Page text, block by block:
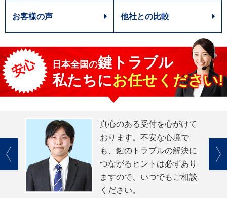
お客様の声 他社との比較
安心 日本全国の鍵トラブル
私たちにお任せください!
真心のある受付を心がけて
おります。不安な心境で
も、鍵のトラブルの解決に
つながるヒントは必ずあり
ますので、いつでもご相談
ください。